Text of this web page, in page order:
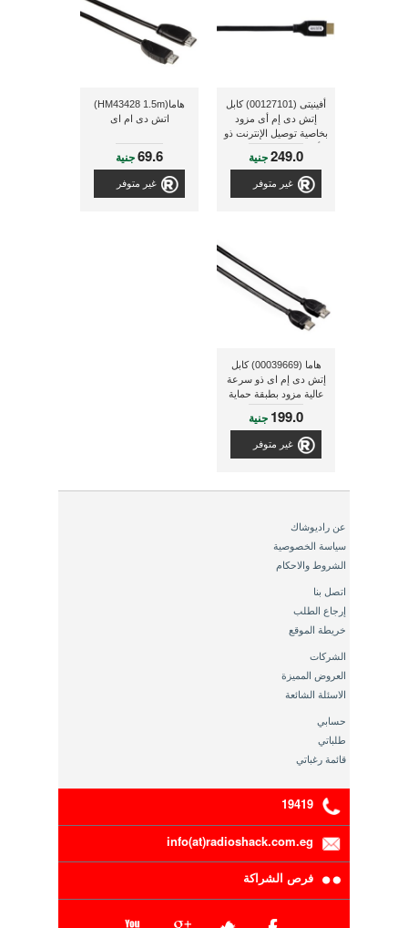
أفينيتى (00127101) كابل
إتش دى إم أى مزود
بخاصية توصيل الإنترنت ذو
أطراف مطلية بالذهب
وطول 3 متر , أسود
249.0جنية
غير متوفر
هاما(HM43428 1.5m)
اتش دى ام اى
69.6جنية
غير متوفر
هاما (00039669) كابل
إتش دى إم اى ذو سرعة
عالية مزود بطبقة حماية
وذو طول 1.8 متر
199.0 جنية
غير متوفر
عن راديوشاك
سياسة الخصوصية
الشروط والاحكام
اتصل بنا
إرجاع الطلب
خريطة الموقع
الشركات
العروض المميزة
الاسئلة الشائعة
حسابي
طلباتي
قائمة رغباتي
19419
info(at)radioshack.com.eg
فرص الشراكة